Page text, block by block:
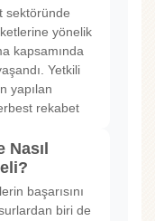
sektöründe
yönelik
kapsamında
Yetkili
yapılan
rekabet
başarısını
biri de